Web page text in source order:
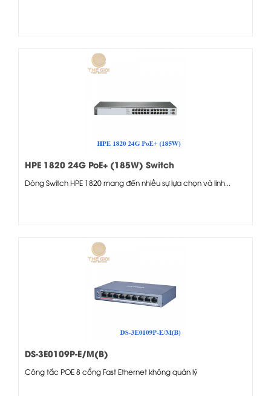
HPE 1820 24G PoE+ (185W) Switch
Dòng Switch HPE 1820 mang đến nhiều sự lựa chọn và linh...
DS-3E0109P-E/M(B)
Công tắc POE 8 cổng Fast Ethernet không quản lý